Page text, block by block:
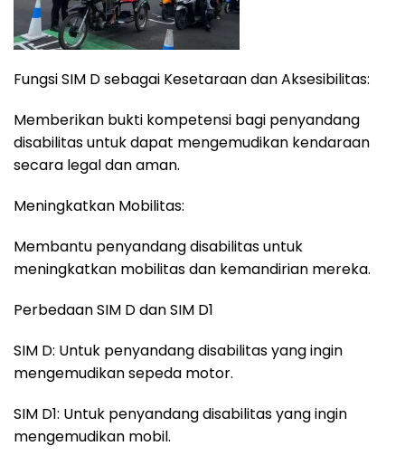
Fungsi SIM D sebagai Kesetaraan dan Aksesibilitas:
Memberikan bukti kompetensi bagi penyandang
disabilitas untuk dapat mengemudikan kendaraan
secara legal dan aman.
Meningkatkan Mobilitas:
Membantu penyandang disabilitas untuk
meningkatkan mobilitas dan kemandirian mereka.
Perbedaan SIM D dan SIM D1
SIM D: Untuk penyandang disabilitas yang ingin
mengemudikan sepeda motor.
SIM D1: Untuk penyandang disabilitas yang ingin
mengemudikan mobil.